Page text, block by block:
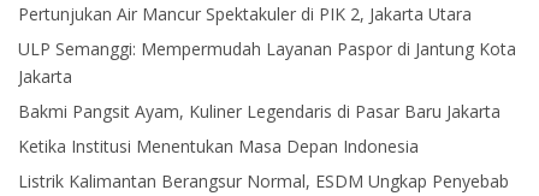
Pertunjukan Air Mancur Spektakuler di PIK 2, Jakarta Utara
ULP Semanggi: Mempermudah Layanan Paspor di Jantung Kota
Jakarta
Bakmi Pangsit Ayam, Kuliner Legendaris di Pasar Baru Jakarta
Ketika Institusi Menentukan Masa Depan Indonesia
Listrik Kalimantan Berangsur Normal, ESDM Ungkap Penyebab